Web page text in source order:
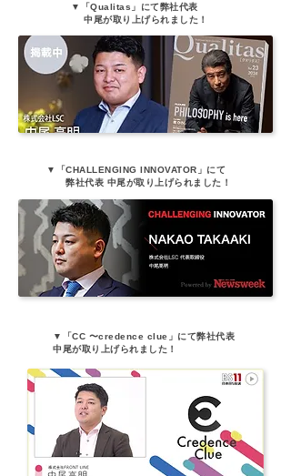
▼「Qualitas」にて弊社代表
中尾が取り上げられました！
▼「CHALLENGING INNOVATOR」にて
弊社代表 中尾が取り上げられました！
▼「CC 〜credence clue」にて弊社代表
中尾が取り上げられました！